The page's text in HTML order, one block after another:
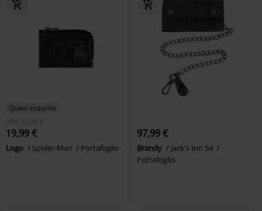
Quasi esaurito
RRP
24,99 €
19,99 €
Logo Spider-Man Portafoglio
97,99 €
Brandy
Jack's Inn 54
Portafoglio